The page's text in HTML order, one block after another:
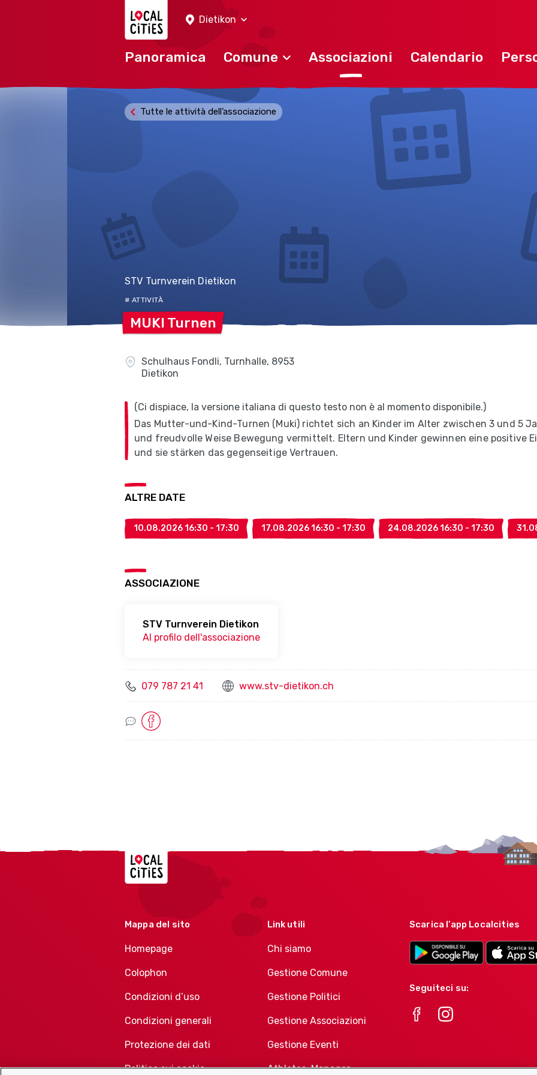
Dietikon
Panoramica Comune Associazioni Calendario
STV Turnverein Dietikon
# ATTIVITÀ
MUKI Turnen
Tutte le attività dell’associazione
Schulhaus Fondli, Turnhalle, 8953
Dietikon
(Ci dispiace, la versione italiana di questo testo non è al momento disponibile.)
Das Mutter-und-Kind-Turnen (Muki) richtet sich an Kinder im Alter zwischen 3 und 5
und freudvolle Weise Bewegung vermittelt. Eltern und Kinder gewinnen eine positive
und sie stärken das gegenseitige Vertrauen.
ALTRE DATE
10.08.2026 16:30 - 17:30 17.08.2026 16:30 - 17:30 24.08.2026 16:30 - 17:30
ASSOCIAZIONE
STV Turnverein Dietikon
Al profilo dell'associazione
079 787 21 41 www.stv-dietikon.ch
Socialmedia Links
Localcities
Mappa del sito
Homepage
Colophon
Condizioni d’uso
Condizioni generali
Protezione dei dati
Politica sui cookie
Link utili
Chi siamo
Gestione Comune
Gestione Politici
Gestione Associazioni
Gestione Eventi
Athletes-Manager
Scarica l’app Localcities
Seguiteci su: